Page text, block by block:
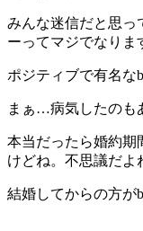
みんな迷信だと思っ
ーってマジでなりま
ポジティブで有名な
まぁ…病気したのも
本当だったら婚約期
けどね。不思議だよ
結婚してからの方が